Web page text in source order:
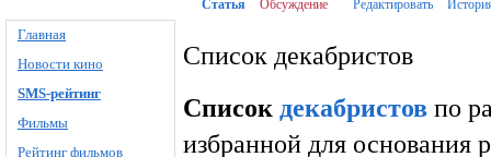
Главная
Новости кино
SMS-рейтинг
Фильмы
Рейтинг фильмов
Статья Обсуждение Редактировать
Список декабристов
Список декабристов по
избранной для основания